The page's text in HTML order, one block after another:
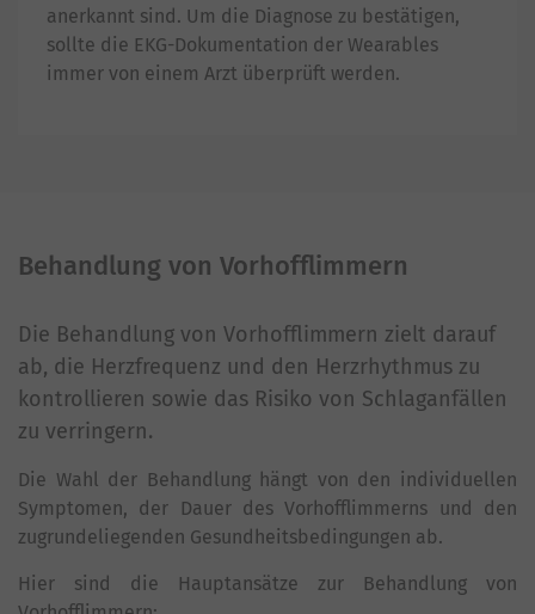
anerkannt sind. Um die Diagnose zu bestätigen,
sollte die EKG-Dokumentation der Wearables
immer von einem Arzt überprüft werden.
Behandlung von Vorhofflimmern
Die Behandlung von Vorhofflimmern zielt darauf
ab, die Herzfrequenz und den Herzrhythmus zu
kontrollieren sowie das Risiko von Schlaganfällen
zu verringern.
Die Wahl der Behandlung hängt von den individuellen
Symptomen, der Dauer des Vorhofflimmerns und den
zugrundeliegenden Gesundheitsbedingungen ab.
Hier sind die Hauptansätze zur Behandlung von